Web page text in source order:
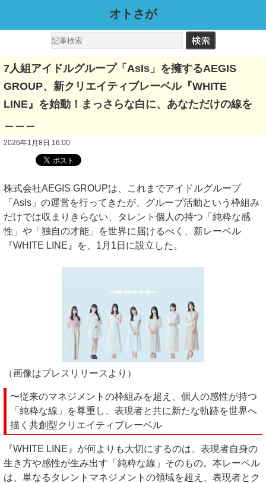
オトさが
7人組アイドルグループ「AsIs」を擁するAEGIS
GROUP、新クリエイティブレーベル『WHITE
LINE』を始動！まっさらな白に、あなただけの線を
2026年1月8日 16:00
株式会社AEGIS GROUPは、これまでアイドルグループ
「AsIs」の運営を行ってきたが、グループ活動という枠組み
だけでは収まりきらない、タレント個人の持つ「純粋な感
性」や「独自の才能」を世界に届けるべく、新レーベル
『WHITE LINE』を、1月1日に設立した。
（画像はプレスリリースより）
〜従来のマネジメントの枠組みを超え、個人の感性が持つ
「純粋な線」を尊重し、表現者と共に新たな軌跡を世界へ
描く共創型クリエイティブレーベル
『WHITE LINE』が何よりも大切にするのは、表現者自身の
生き方や感性が生み出す「純粋な線」そのもの。本レーベル
は、単なるタレントマネジメントの領域を超え、表現者とク